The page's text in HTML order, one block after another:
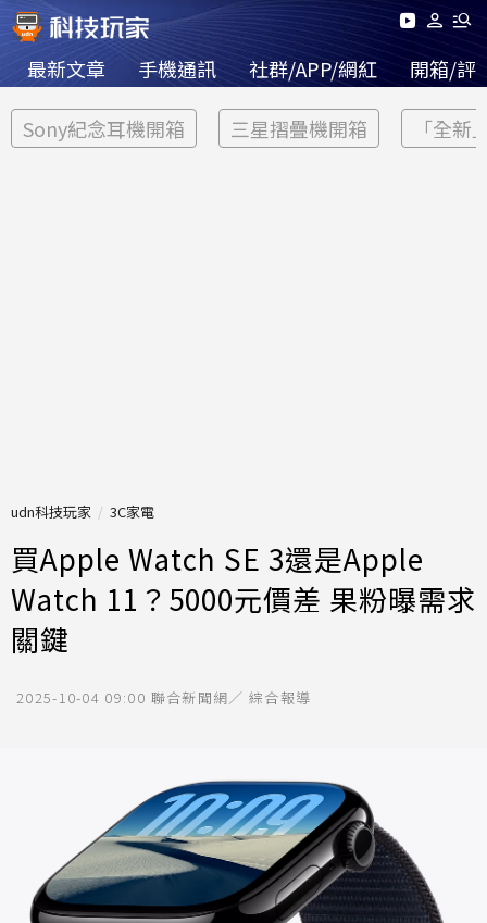
最新文章 手機通訊 社群/APP/網紅 開箱/評
Sony紀念耳機開箱 三星摺疊機開箱 「全新
udn科技玩家 3C家電
買Apple Watch SE 3還是Apple
Watch 11？5000元價差 果粉曝需求
關鍵
2025-10-04 09:00 聯合新聞網／ 綜合報導